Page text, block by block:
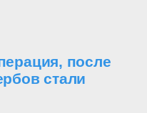
после
стали